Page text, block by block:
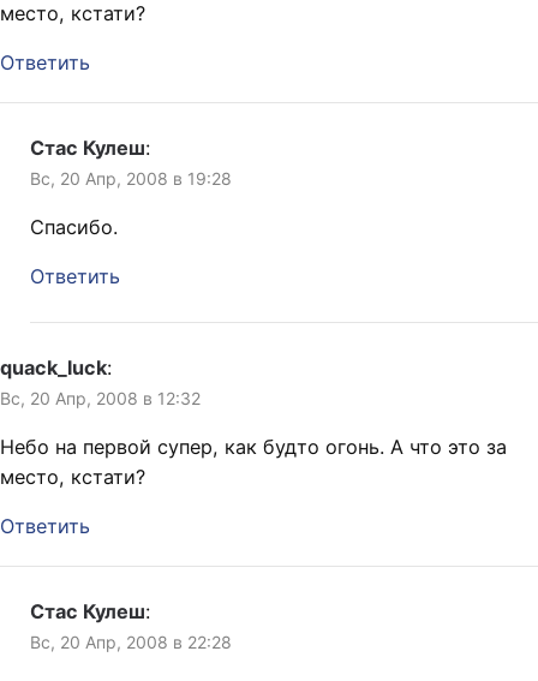
место, кстати?
Ответить
Стас Кулеш:
Вс, 20 Апр, 2008 в 19:28
Спасибо.
Ответить
quack_luck:
Вс, 20 Апр, 2008 в 12:32
Небо на первой супер, как будто огонь. А что это за
место, кстати?
Ответить
Стас Кулеш:
Вс, 20 Апр, 2008 в 22:28